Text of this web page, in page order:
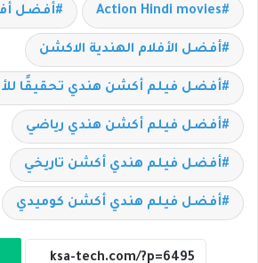
Action Hindi movies أفضل
أفضل الأفلام الهندية الاكشن
أفضل فيلم أكشن هندي تحقيقًا
أفضل فيلم أكشن هندي رياضي
أفضل فيلم هندي أكشن تاريخي
أفضل فيلم هندي أكشن كوميدي